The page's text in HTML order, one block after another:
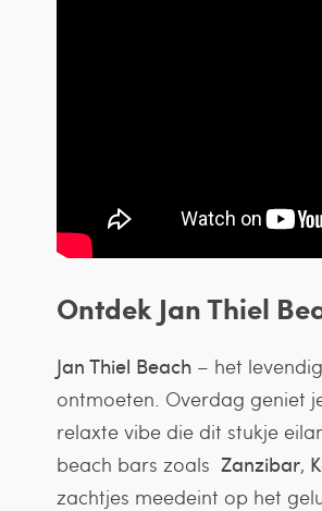
Ontdek Jan Thiel
Jan Thiel Beach – het
ontmoeten. Overdag geniet
relaxte vibe die dit stukje
beach bars zoals Zanzibar,
zachtjes meedeint op het